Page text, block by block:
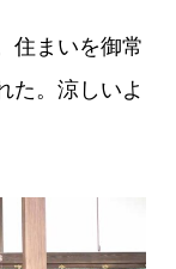
住まいを御常
た。涼しいよ